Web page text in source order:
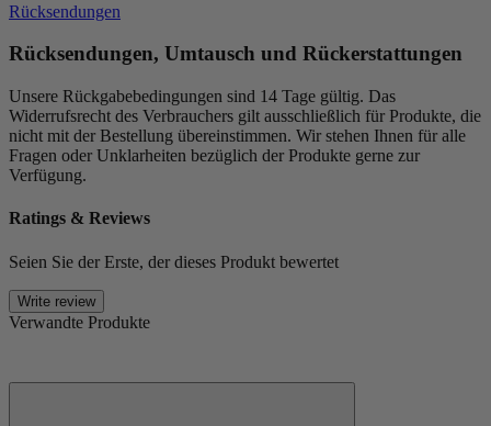
Rücksendungen
Rücksendungen, Umtausch und Rückerstattungen
Unsere Rückgabebedingungen sind 14 Tage gültig. Das
Widerrufsrecht des Verbrauchers gilt ausschließlich für Produkte, die
nicht mit der Bestellung übereinstimmen. Wir stehen Ihnen für alle
Fragen oder Unklarheiten bezüglich der Produkte gerne zur
Verfügung.
Ratings & Reviews
Seien Sie der Erste, der dieses Produkt bewertet
Write review
Verwandte Produkte